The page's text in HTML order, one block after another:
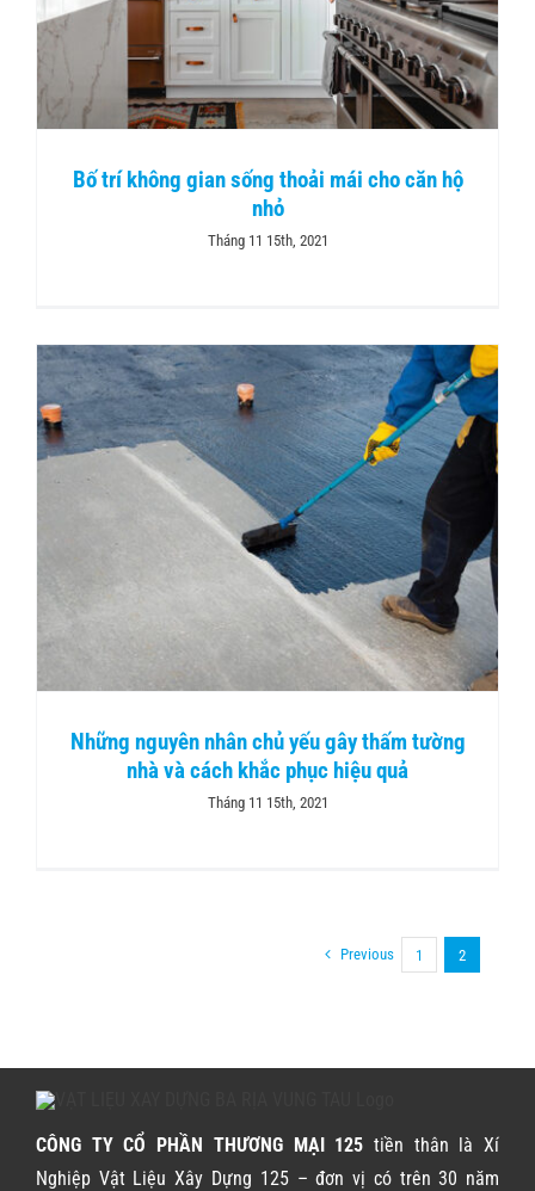
Liên hệ
​Bố trí không gian sống thoải mái cho căn hộ
nhỏ
Tháng 11 15th, 2021
Những nguyên nhân chủ yếu gây thấm tường
nhà và cách khắc phục hiệu quả
Tháng 11 15th, 2021
Previous 1 2
CÔNG TY CỔ PHẦN THƯƠNG MẠI 125 tiền thân là Xí
Nghiệp Vật Liệu Xây Dựng 125 – đơn vị có trên 30 năm